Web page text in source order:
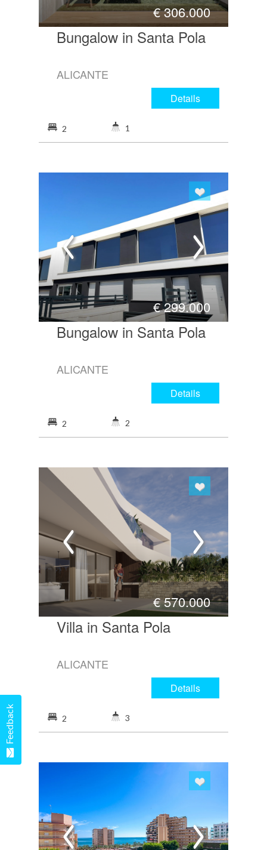
€306.000
Bungalow in Santa Pola
ALICANTE
Details
2 1
€299.000
Bungalow in Santa Pola
ALICANTE
Details
2 2
€570.000
Villa in Santa Pola
ALICANTE
Details
2 3
Feedback